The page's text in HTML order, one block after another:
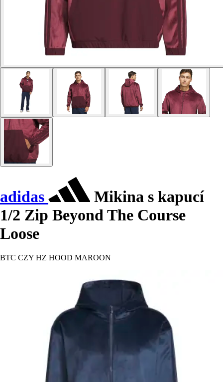
adidas
Mikina s kapucí
1/2 Zip Beyond The Course
Loose
BTC CZY HZ HOOD MAROON